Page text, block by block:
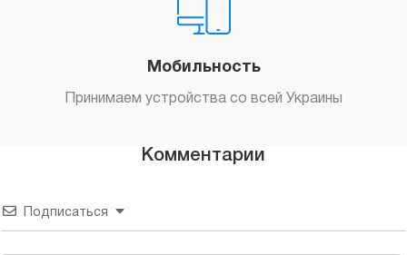
Мобильность
Принимаем устройства со всей Украины
Комментарии
Подписаться